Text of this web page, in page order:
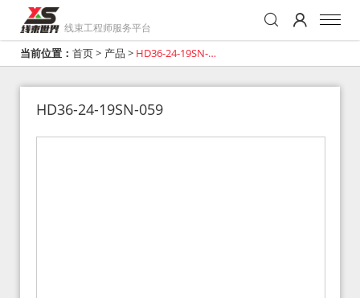
线束工程师服务平台
当前位置： 首页> 产品 > HD36-24-19SN-
HD36-24-19SN-059